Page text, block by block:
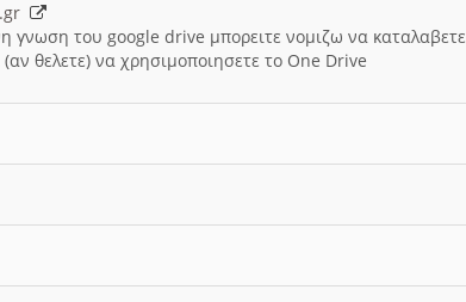
γνωση του google drive μπορειτε νομιζω να καταλαβετε
θελετε) να χρησιμοποιησετε το One Drive